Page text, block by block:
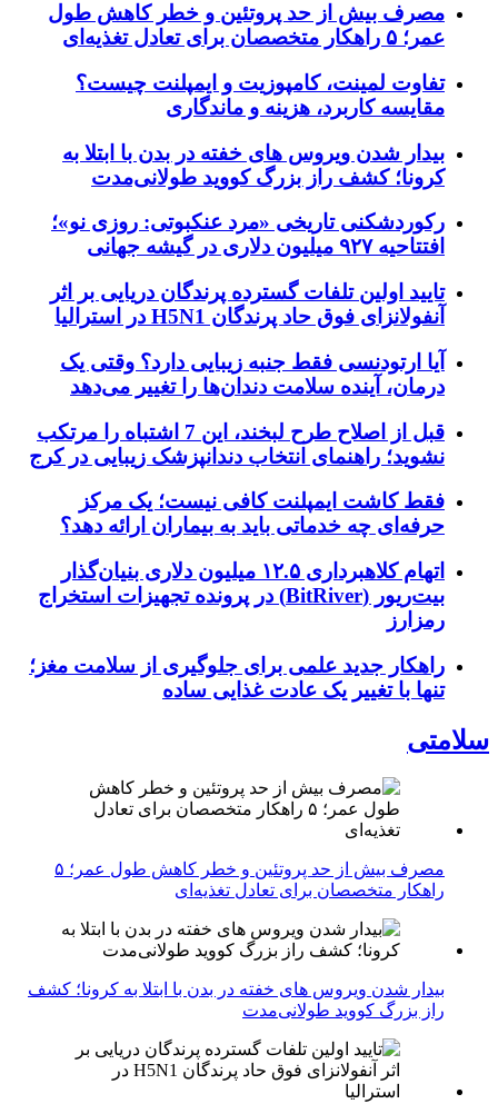
مصرف بیش از حد پروتئین و خطر کاهش طول
عمر؛ ۵ راهکار متخصصان برای تعادل تغذیه‌ای
تفاوت لمینت، کامپوزیت و ایمپلنت چیست؟
مقایسه کاربرد، هزینه و ماندگاری
بیدار شدن ویروس‌ های خفته در بدن با ابتلا به
کرونا؛ کشف راز بزرگ کووید طولانی‌مدت
رکوردشکنی تاریخی «مرد عنکبوتی: روزی نو»؛
افتتاحیه ۹۲۷ میلیون دلاری در گیشه جهانی
تایید اولین تلفات گسترده پرندگان دریایی بر اثر
آنفولانزای فوق حاد پرندگان H5N1 در استرالیا
آیا ارتودنسی فقط جنبه زیبایی دارد؟ وقتی یک
درمان، آینده سلامت دندان‌ها را تغییر می‌دهد
قبل از اصلاح طرح لبخند، این 7 اشتباه را مرتکب
نشوید؛ راهنمای انتخاب دندانپزشک زیبایی در کرج
فقط کاشت ایمپلنت کافی نیست؛ یک مرکز
حرفه‌ای چه خدماتی باید به بیماران ارائه دهد؟
اتهام کلاهبرداری ۱۲.۵ میلیون دلاری بنیان‌گذار
بیت‌ریور (BitRiver) در پرونده تجهیزات استخراج
رمزارز
راهکار جدید علمی برای جلوگیری از سلامت مغز؛
تنها با تغییر یک عادت غذایی ساده
سلامتی
مصرف بیش از حد پروتئین و خطر کاهش طول عمر؛ ۵
راهکار متخصصان برای تعادل تغذیه‌ای
بیدار شدن ویروس‌ های خفته در بدن با ابتلا به کرونا؛ کشف
راز بزرگ کووید طولانی‌مدت